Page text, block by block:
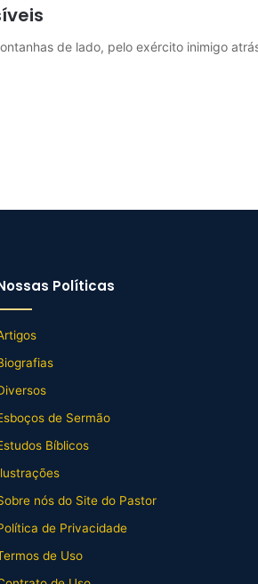
de lado, pelo exército inimigo
Políticas
de Sermão
Bíblicos
nós do Site do Pastor
de Privacidade
de Uso